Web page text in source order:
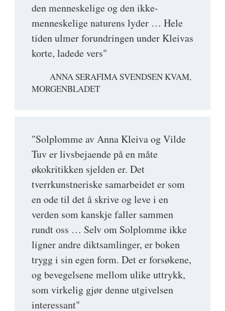
den menneskelige og den ikke-
menneskelige naturens lyder … Hele
tiden ulmer forundringen under Kleivas
korte, ladede vers"
ANNA SERAFIMA SVENDSEN KVAM,
MORGENBLADET
"Solplomme av Anna Kleiva og Vilde
Tuv er livsbejaende på en måte
økokritikken sjelden er. Det
tverrkunstneriske samarbeidet er som
en ode til det å skrive og leve i en
verden som kanskje faller sammen
rundt oss … Selv om Solplomme ikke
ligner andre diktsamlinger, er boken
trygg i sin egen form. Det er forsøkene,
og bevegelsene mellom ulike uttrykk,
som virkelig gjør denne utgivelsen
interessant"